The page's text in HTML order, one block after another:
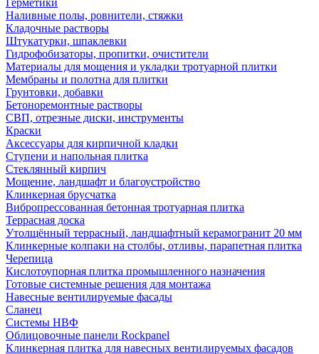
Герметики
Наливные полы, ровнители, стяжки
Кладочные растворы
Штукатурки, шпаклевки
Гидрофобизаторы, пропитки, очистители
Материалы для мощения и укладки тротуарной плитки
Мембраны и полотна для плитки
Грунтовки, добавки
Бетоноремонтные растворы
СВП, отрезные диски, инструменты
Краски
Аксессуары для кирпичной кладки
Ступени и напольная плитка
Cтеклянный кирпич
Мощение, ландшафт и благоустройство
Клинкерная брусчатка
Вибропрессованная бетонная тротуарная плитка
Террасная доска
Утолщённый террасный, ландшафтный керамогранит 20 мм
Клинкерные колпаки на столбы, отливы, парапетная плитка
Черепица
Кислотоупорная плитка промышленного назначения
Готовые системные решения для монтажа
Навесные вентилируемые фасады
Сланец
Системы НВФ
Облицовочные панели Rockpanel
Клинкерная плитка для навесных вентилируемых фасадов